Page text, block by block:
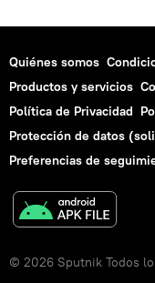
Quiénes somos
Productos y servicios
Política de Privacidad
Protección de datos
Preferencias de
© 2026 Sputnik Todos